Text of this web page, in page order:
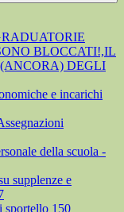
BLOCCATI!,IL
DEGLI
e incarichi
della scuola -
supplenze e
sportello 150